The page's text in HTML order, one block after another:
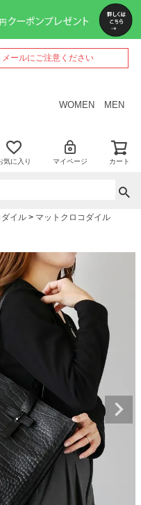
ールにご注意ください
WOMEN MEN
気に入り マイページ カート
イル
マットクロコダイル
ペー
ジト
ップ
へ